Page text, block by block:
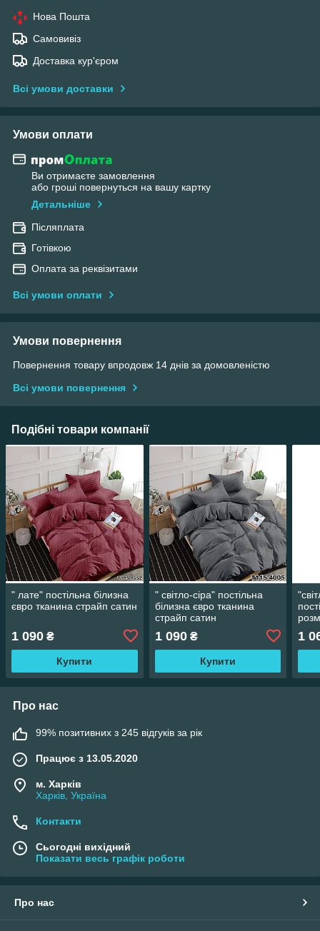
Нова Пошта
Самовивіз
Доставка кур'єром
Всі умови доставки
Умови оплати
Ви отримаєте замовлення
або гроші повернуться на вашу картку
Детальніше
Післяплата
Готівкою
Оплата за реквізитами
Всі умови оплати
Умови повернення
Повернення товару впродовж 14 днів за домовленістю
Всі умови повернення
Подібні товари компанії
" лате" постільна білизна
євро тканина страйп сатин
1 090 ₴
Купити
" світло-сіра" постільна
білизна євро тканина
страйп сатин
1 090₴
Купити
1
Про нас
99% позитивних з 245 відгуків за рік
Працює з 13.05.2020
м. Харків
Харків, Україна
Контакти
Сьогодні вихідний
Показати весь графік роботи
Про нас